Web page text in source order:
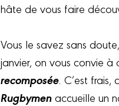
hâte de vous faire
Vous le savez sans
janvier, on vous convie
recomposée C’est frais,
Rugbymenaccueille un